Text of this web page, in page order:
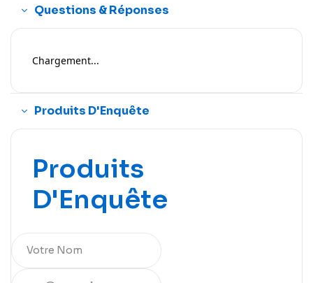
Questions & Réponses
Chargement...
Produits D'Enquête
Produits
D'Enquête